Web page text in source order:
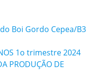
Boi Gordo Cepea/B3
1o trimestre 2024
PRODUÇÃO DE